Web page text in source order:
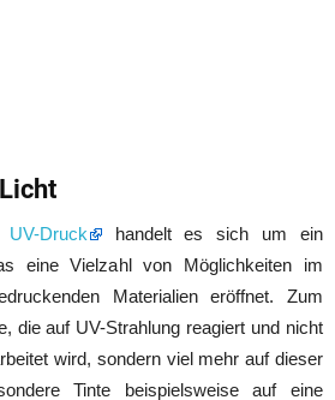
UV-Druck
handelt es sich um ein
eine Vielzahl von Möglichkeiten im
Materialien eröffnet. Zum
die auf UV-Strahlung reagiert und nicht
wird, sondern viel mehr auf dieser
Tinte beispielsweise auf eine